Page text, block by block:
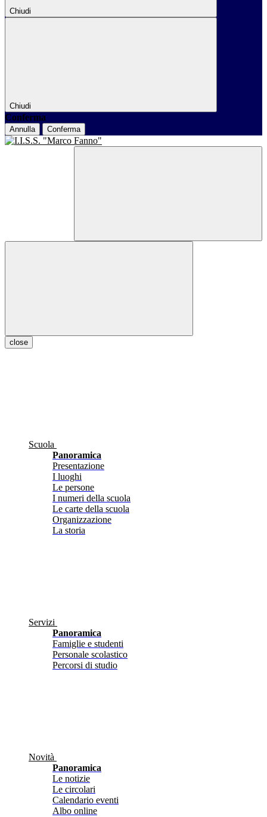
Chiudi
Chiudi
Conferma
Annulla Conferma
close
Scuola
Panoramica
Presentazione
I luoghi
Le persone
I numeri della scuola
Le carte della scuola
Organizzazione
La storia
Servizi
Panoramica
Famiglie e studenti
Personale scolastico
Percorsi di studio
Novità
Panoramica
Le notizie
Le circolari
Calendario eventi
Albo online